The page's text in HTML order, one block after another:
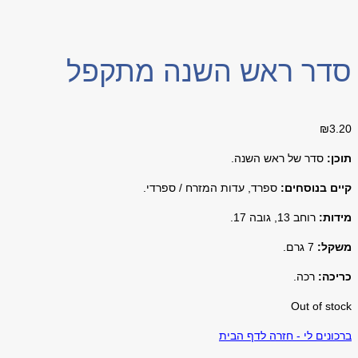
סדר ראש השנה מתקפל
₪3.20
תוכן: סדר של ראש השנה
קיים בנוסחים: ספרד, עדות המזרח / ספרדי.
מידות: רוחב 13, גובה 17.
משקל: 7 גרם.
כריכה: רכה.
Out of stock
ברכונים לי - חזרה לדף הבית